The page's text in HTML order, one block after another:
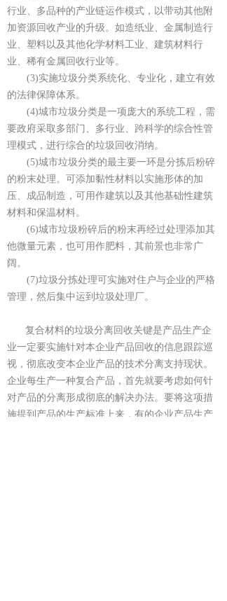
行业、多品种的产业链运作模式，以带动其他附
加资源回收产业的升级。如造纸业、金属制造行
业、塑料以及其他化学材料工业、建筑材料行
业、稀有金属回收行业等。
(3)实施垃圾分类系统化、专业化，建立有效
的法律保障体系。
(4)城市垃圾分类是一项庞大的系统工程，需
要政府采取多部门、多行业、跨科学的综合性管
理模式，进行综合的垃圾回收消纳。
(5)城市垃圾分类的最主要一环是分拣后粉碎
的粉末处理。可添加黏性材料以实施形体的加
压、成品制造，可用作建筑以及其他基础性建筑
材料和保温材料。
(6)城市垃圾粉碎后的粉末再经过处理添加其
他微量元素，也可用作肥料，其前景也非常广
阔。
(7)垃圾分拣处理可实施对住户与企业的严格
管理，然后集中运到垃圾处理厂。
复合材料的垃圾分离回收关键是产品生产企
业一定要实施针对本企业产品回收的信息跟踪巡
视，彻底改变本企业产品的技术分离支持现状。
企业每生产一种复合产品，首先就要考虑如何针
对产品的分离形成彻底的解决办法。要将这项措
施提到产品的生产标准上来，有的企业产品生产